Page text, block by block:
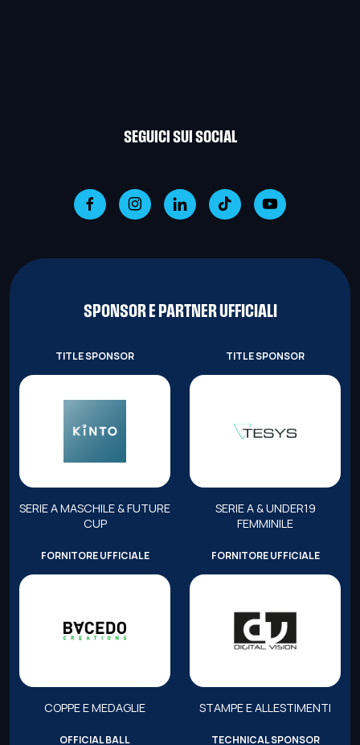
SEGUICI SUI SOCIAL
SPONSOR E PARTNER UFFICIALI
TITLE SPONSOR
SERIE A MASCHILE & FUTURE
CUP
TITLE SPONSOR
SERIE A & UNDER19
FEMMINILE
FORNITORE UFFICIALE
COPPE E MEDAGLIE
FORNITORE UFFICIALE
STAMPE E ALLESTIMENTI
OFFICIAL BALL TECHNICAL SPONSOR